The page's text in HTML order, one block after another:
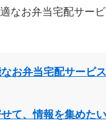
なお弁当宅配サー
お弁当宅配サービ
て、情報を集めた